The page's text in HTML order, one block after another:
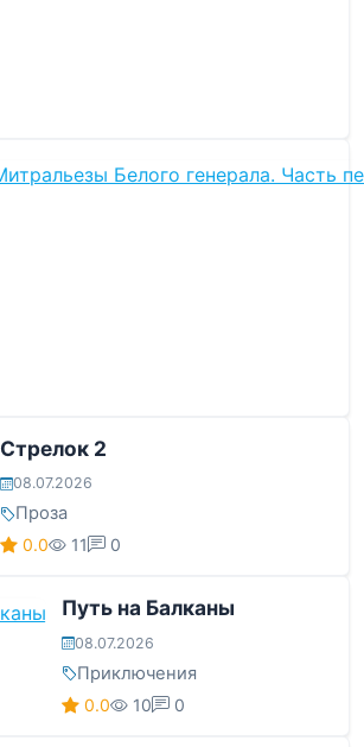
Стрелок 2
08.07.2026
Проза
0.0 11 0
Путь на Балканы
08.07.2026
Приключения
0.0 10 0